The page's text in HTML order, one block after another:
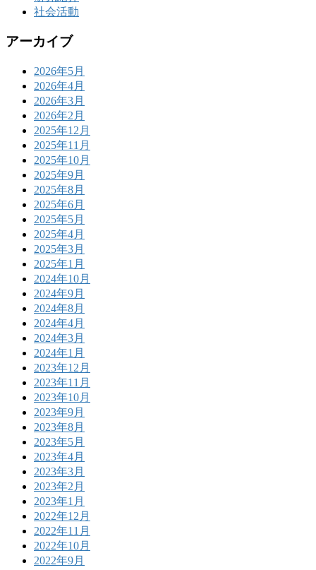
社会活動
アーカイブ
2026年5月
2026年4月
2026年3月
2026年2月
2025年12月
2025年11月
2025年10月
2025年9月
2025年8月
2025年6月
2025年5月
2025年4月
2025年3月
2025年1月
2024年10月
2024年9月
2024年8月
2024年4月
2024年3月
2024年1月
2023年12月
2023年11月
2023年10月
2023年9月
2023年8月
2023年5月
2023年4月
2023年3月
2023年2月
2023年1月
2022年12月
2022年11月
2022年10月
2022年9月